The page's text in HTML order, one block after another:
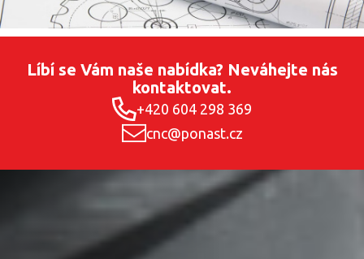
Líbí se Vám naše nabídka? Neváhejte nás
kontaktovat.
+420 604 298 369
cnc@ponast.cz